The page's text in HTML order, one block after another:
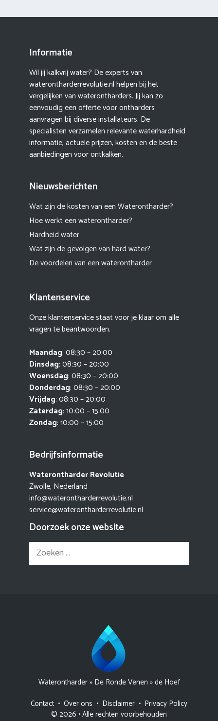
Informatie
Wil jij kalkvrij water? De experts van
waterontharderrevolutie.nl helpen bij het
vergelijken van waterontharders. Jij kan zo
eenvoudig een offerte voor ontharders
aanvragen bij diverse installateurs. De
specialisten verzamelen relevante waterhardheid
informatie, actuele prijzen, kosten en de beste
aanbiedingen voor ontkalken.
Nieuwsberichten
Wat zijn de kosten van een Waterontharder?
Hoe werkt een waterontharder?
Hardheid water
Wat zijn de gevolgen van hard water?
De voordelen van een waterontharder
Klantenservice
Onze klantenservice staat voor je klaar om alle
vragen te beantwoorden.
Maandag: 08:30 – 20:00
Dinsdag: 08:30 – 20:00
Woensdag: 08:30 – 20:00
Donderdag: 08:30 – 20:00
Vrijdag: 08:30 – 20:00
Zaterdag: 10:00 – 15:00
Zondag: 10:00 – 15:00
Bedrijfsinformatie
Waterontharder Revolutie
Zwolle, Nederland
info@waterontharderrevolutie.nl
service@waterontharderrevolutie.nl
Doorzoek onze website
Zoek
naar:
Waterontharder» De Ronde Venen »de Hoef
Contact • Over ons • Disclaimer • Privacy Policy
© 2026 • Alle rechten voorbehouden